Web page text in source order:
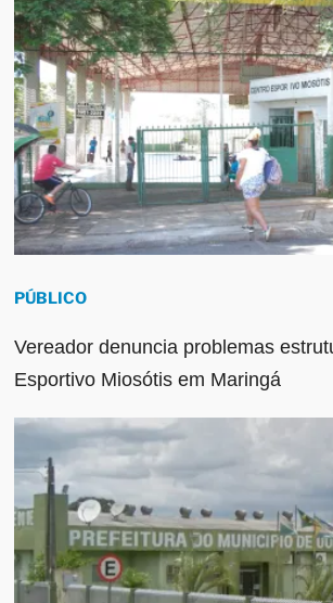
PÚBLICO
Vereador denuncia problemas
Esportivo Miosótis em Maringá